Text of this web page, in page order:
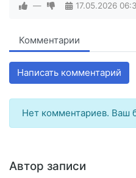
— 17.05.2026
Комментарии
Написать комментарий
Нет комментариев. Ваш
Автор записи